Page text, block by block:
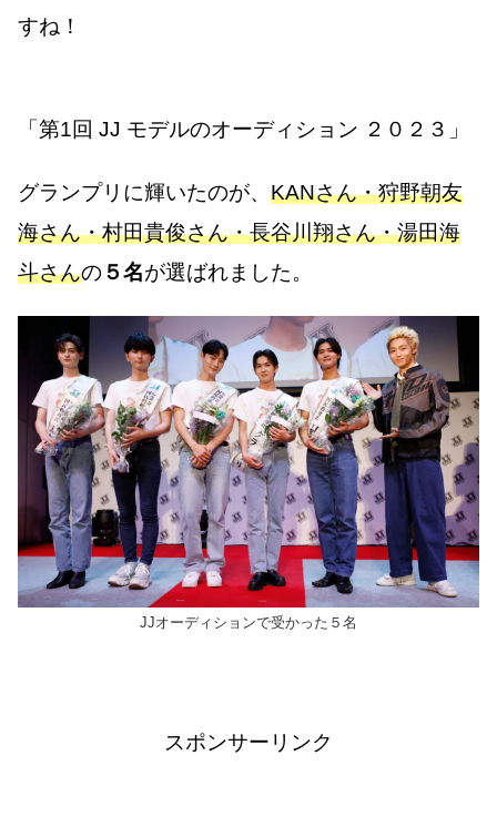
すね！
「第1回 JJ モデルのオーディション ２０２３」
グランプリに輝いたのが、 KANさん・狩野朝友
海さん・村田貴俊さん・長谷川翔さん・湯田海
斗さんの５名が選ばれました。
JJオーディションで受かった５名
スポンサーリンク